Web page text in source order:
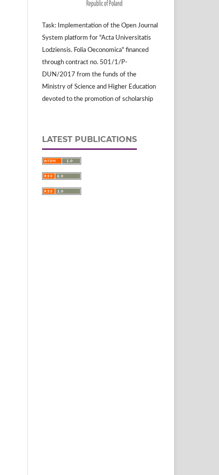
Task: Implementation of the Open Journal
System platform for "Acta Universitatis
Lodziensis. Folia Oeconomica" financed
through contract no. 501/1/P-
DUN/2017 from the funds of the
Ministry of Science and Higher Education
devoted to the promotion of scholarship
LATEST PUBLICATIONS